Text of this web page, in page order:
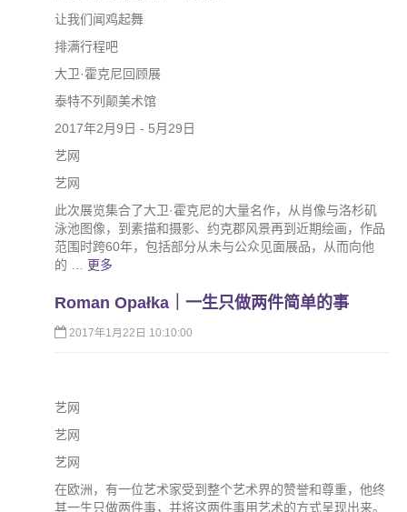
让我们闻鸡起舞
排满行程吧
大卫·霍克尼回顾展
泰特不列颠美术馆
2017年2月9日 - 5月29日
艺网
艺网
此次展览集合了大卫·霍克尼的大量名作，从肖像与洛杉矶
泳池图像，到素描和摄影、约克郡风景再到近期绘画，作品
范围时跨60年，包括部分从未与公众见面展品，从而向他
的 … 更多
Roman Opałka｜一生只做两件简单的事
2017年1月22日 10:10:00
艺网
艺网
艺网
在欧洲，有一位艺术家受到整个艺术界的赞誉和尊重，他终
其一生只做两件事，并将这两件事用艺术的方式呈现出来。